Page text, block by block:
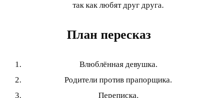
так как любят друг друга.
План пересказ
Влюблённая девушка.
Родители против прапорщика.
Переписка.